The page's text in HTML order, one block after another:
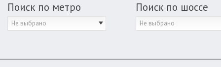
Поиск по метро
Не выбрано
Поиск по шоссе
Не выбрано